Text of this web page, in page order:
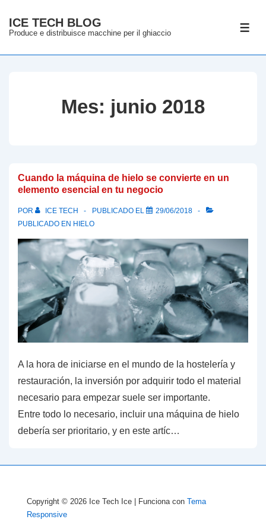
Saltar
contenido
ICE TECH BLOG
Produce e distribuisce macchine per il ghiaccio
Mes: junio 2018
Cuando la máquina de hielo se convierte en un
elemento esencial en tu negocio
POR ICE TECH PUBLICADO EL
29/06/2018
PUBLICADO EN HIELO
A la hora de iniciarse en el mundo de la hostelería y
restauración, la inversión por adquirir todo el material
necesario para empezar suele ser importante.
Entre todo lo necesario, incluir una máquina de hielo
debería ser prioritario, y en este artíc…
Copyright © 2026 Ice Tech Ice | Funciona con Tema
Responsive